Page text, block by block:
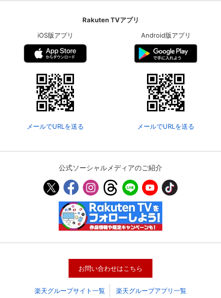
会員情報
決済方法変更 決済方法の変更が可能です。
Rakuten TVアプリ
iOS版アプリ
メールでURLを送る
Android版アプリ
メールでURLを送る
公式ソーシャルメディアのご紹介
お問い合わせはこちら
楽天グループサイト一覧 楽天グループアプリ一覧